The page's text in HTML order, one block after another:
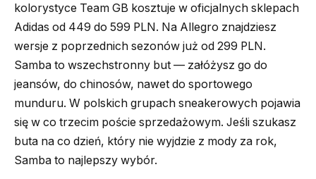
kolorystyce Team GB kosztuje w oficjalnych sklepach
Adidas od 449 do 599 PLN. Na Allegro znajdziesz
wersje z poprzednich sezonów już od 299 PLN.
Samba to wszechstronny but — załóżysz go do
jeansów, do chinosów, nawet do sportowego
munduru. W polskich grupach sneakerowych pojawia
się w co trzecim poście sprzedażowym. Jeśli szukasz
buta na co dzień, który nie wyjdzie z mody za rok,
Samba to najlepszy wybór.